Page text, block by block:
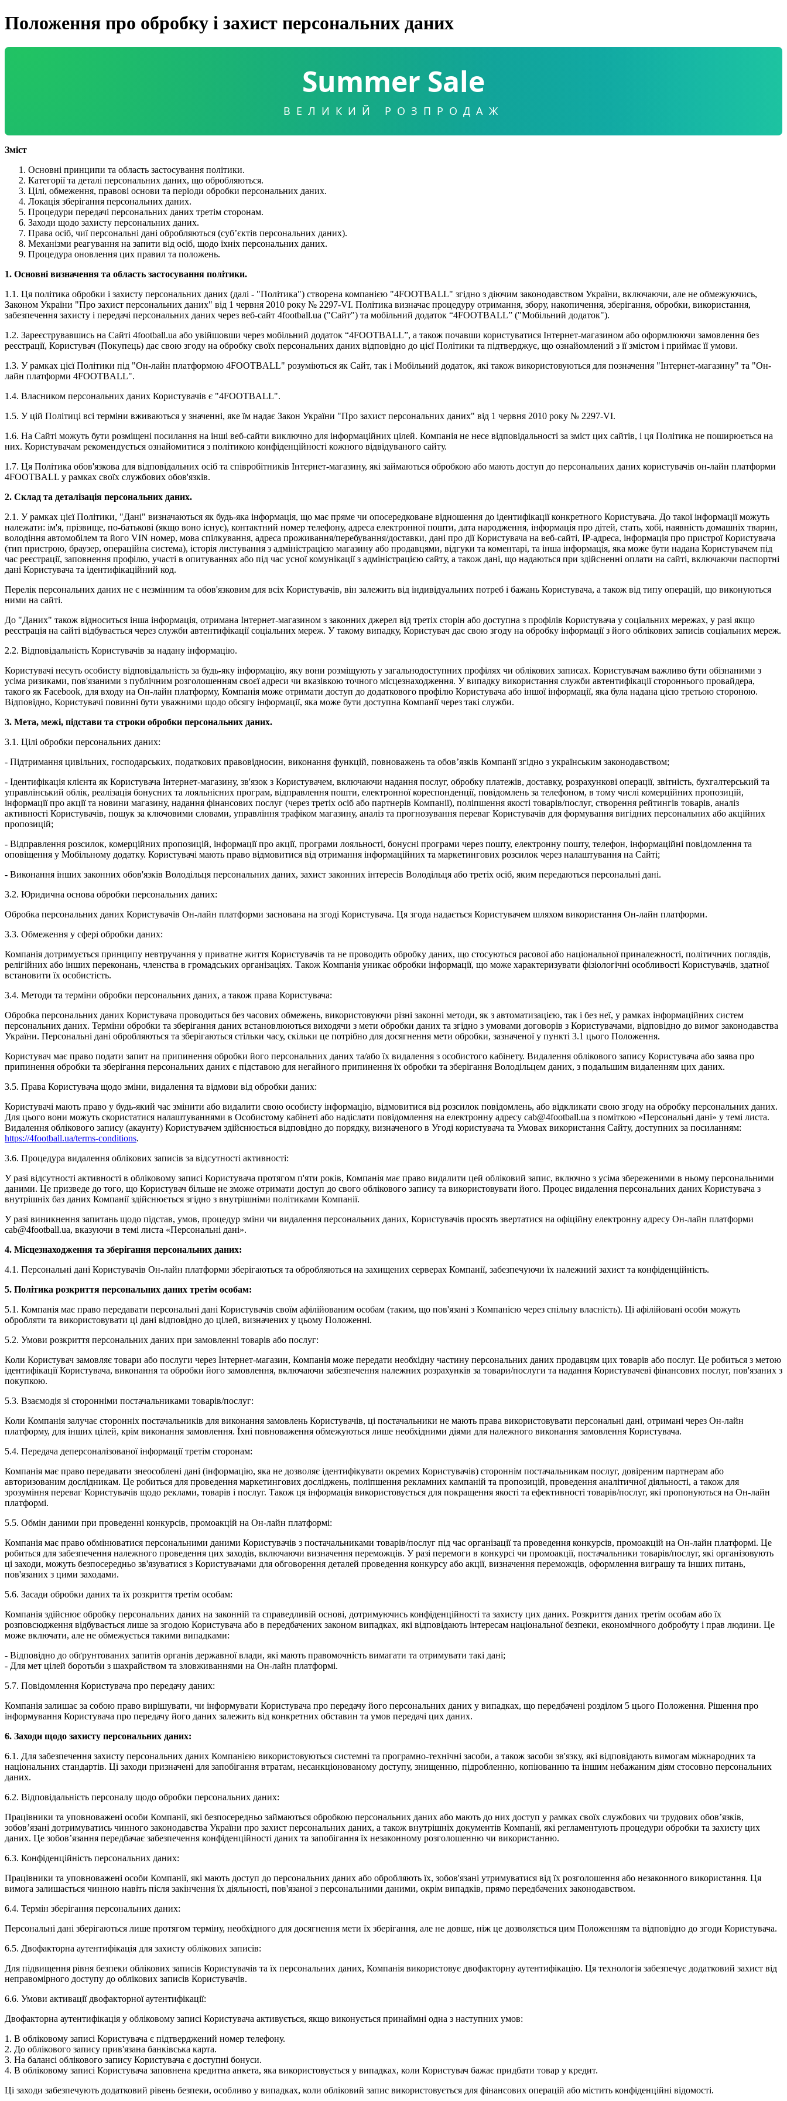
Положення про обробку і захист персональних даних
Summer Sale
ВЕЛИКИЙ РОЗПРОДАЖ
Зміст
Основні принципи та область застосування політики.
Категорії та деталі персональних даних, що обробляються.
Цілі, обмеження, правові основи та періоди обробки персональних даних.
Локація зберігання персональних даних.
Процедури передачі персональних даних третім сторонам.
Заходи щодо захисту персональних даних.
Права осіб, чиї персональні дані обробляються (суб’єктів персональних даних).
Механізми реагування на запити від осіб, щодо їхніх персональних даних.
Процедура оновлення цих правил та положень.
1. Основні визначення та область застосування політики.
1.1. Ця політика обробки і захисту персональних даних (далі - "Політика") створена компанією "4FOOTBALL" згідно з діючим законодавством України, включаючи, але не обмежуючись,
Законом України "Про захист персональних даних" від 1 червня 2010 року № 2297-VI. Політика визначає процедуру отримання, збору, накопичення, зберігання, обробки, використання,
забезпечення захисту і передачі персональних даних через веб-сайт 4football.ua ("Сайт") та мобільний додаток “4FOOTBALL” ("Мобільний додаток").
1.2. Зареєструвавшись на Сайті 4football.ua або увійшовши через мобільний додаток “4FOOTBALL”, а також почавши користуватися Інтернет-магазином або оформлюючи замовлення без
реєстрації, Користувач (Покупець) дає свою згоду на обробку своїх персональних даних відповідно до цієї Політики та підтверджує, що ознайомлений з її змістом і приймає її умови.
1.3. У рамках цієї Політики під "Он-лайн платформою 4FOOTBALL" розуміються як Сайт, так і Мобільний додаток, які також використовуються для позначення "Інтернет-магазину" та "Он-
лайн платформи 4FOOTBALL".
1.4. Власником персональних даних Користувачів є "4FOOTBALL".
1.5. У цій Політиці всі терміни вживаються у значенні, яке їм надає Закон України "Про захист персональних даних" від 1 червня 2010 року № 2297-VI.
1.6. На Сайті можуть бути розміщені посилання на інші веб-сайти виключно для інформаційних цілей. Компанія не несе відповідальності за зміст цих сайтів, і ця Політика не поширюється на
них. Користувачам рекомендується ознайомитися з політикою конфіденційності кожного відвідуваного сайту.
1.7. Ця Політика обов'язкова для відповідальних осіб та співробітників Інтернет-магазину, які займаються обробкою або мають доступ до персональних даних користувачів он-лайн платформи
4FOOTBALL у рамках своїх службових обов'язків.
2. Склад та деталізація персональних даних.
2.1. У рамках цієї Політики, "Дані" визначаються як будь-яка інформація, що має пряме чи опосередковане відношення до ідентифікації конкретного Користувача. До такої інформації можуть
належати: ім'я, прізвище, по-батькові (якщо воно існує), контактний номер телефону, адреса електронної пошти, дата народження, інформація про дітей, стать, хобі, наявність домашніх тварин,
володіння автомобілем та його VIN номер, мова спілкування, адреса проживання/перебування/доставки, дані про дії Користувача на веб-сайті, IP-адреса, інформація про пристрої Користувача
(тип пристрою, браузер, операційна система), історія листування з адміністрацією магазину або продавцями, відгуки та коментарі, та інша інформація, яка може бути надана Користувачем під
час реєстрації, заповнення профілю, участі в опитуваннях або під час усної комунікації з адміністрацією сайту, а також дані, що надаються при здійсненні оплати на сайті, включаючи паспортні
дані Користувача та ідентифікаційний код.
Перелік персональних даних не є незмінним та обов'язковим для всіх Користувачів, він залежить від індивідуальних потреб і бажань Користувача, а також від типу операцій, що виконуються
ними на сайті.
До "Даних" також відноситься інша інформація, отримана Інтернет-магазином з законних джерел від третіх сторін або доступна з профілів Користувача у соціальних мережах, у разі якщо
реєстрація на сайті відбувається через служби автентифікації соціальних мереж. У такому випадку, Користувач дає свою згоду на обробку інформації з його облікових записів соціальних мереж.
2.2. Відповідальність Користувачів за надану інформацію.
Користувачі несуть особисту відповідальність за будь-яку інформацію, яку вони розміщують у загальнодоступних профілях чи облікових записах. Користувачам важливо бути обізнаними з
усіма ризиками, пов'язаними з публічним розголошенням своєї адреси чи вказівкою точного місцезнаходження. У випадку використання служби автентифікації стороннього провайдера,
такого як Facebook, для входу на Он-лайн платформу, Компанія може отримати доступ до додаткового профілю Користувача або іншої інформації, яка була надана цією третьою стороною.
Відповідно, Користувачі повинні бути уважними щодо обсягу інформації, яка може бути доступна Компанії через такі служби.
3. Мета, межі, підстави та строки обробки персональних даних.
3.1. Цілі обробки персональних даних:
- Підтримання цивільних, господарських, податкових правовідносин, виконання функцій, повноважень та обов’язків Компанії згідно з українським законодавством;
- Ідентифікація клієнта як Користувача Інтернет-магазину, зв'язок з Користувачем, включаючи надання послуг, обробку платежів, доставку, розрахункові операції, звітність, бухгалтерський та
управлінський облік, реалізація бонусних та лояльнісних програм, відправлення пошти, електронної кореспонденції, повідомлень за телефоном, в тому числі комерційних пропозицій,
інформації про акції та новини магазину, надання фінансових послуг (через третіх осіб або партнерів Компанії), поліпшення якості товарів/послуг, створення рейтингів товарів, аналіз
активності Користувачів, пошук за ключовими словами, управління трафіком магазину, аналіз та прогнозування переваг Користувачів для формування вигідних персональних або акційних
пропозицій;
- Відправлення розсилок, комерційних пропозицій, інформації про акції, програми лояльності, бонусні програми через пошту, електронну пошту, телефон, інформаційні повідомлення та
оповіщення у Мобільному додатку. Користувачі мають право відмовитися від отримання інформаційних та маркетингових розсилок через налаштування на Сайті;
- Виконання інших законних обов'язків Володільця персональних даних, захист законних інтересів Володільця або третіх осіб, яким передаються персональні дані.
3.2. Юридична основа обробки персональних даних:
Обробка персональних даних Користувачів Он-лайн платформи заснована на згоді Користувача. Ця згода надається Користувачем шляхом використання Он-лайн платформи.
3.3. Обмеження у сфері обробки даних:
Компанія дотримується принципу невтручання у приватне життя Користувачів та не проводить обробку даних, що стосуються расової або національної приналежності, політичних поглядів,
релігійних або інших переконань, членства в громадських організаціях. Також Компанія уникає обробки інформації, що може характеризувати фізіологічні особливості Користувачів, здатної
встановити їх особистість.
3.4. Методи та терміни обробки персональних даних, а також права Користувача:
Обробка персональних даних Користувача проводиться без часових обмежень, використовуючи різні законні методи, як з автоматизацією, так і без неї, у рамках інформаційних систем
персональних даних. Терміни обробки та зберігання даних встановлюються виходячи з мети обробки даних та згідно з умовами договорів з Користувачами, відповідно до вимог законодавства
України. Персональні дані обробляються та зберігаються стільки часу, скільки це потрібно для досягнення мети обробки, зазначеної у пункті 3.1 цього Положення.
Користувач має право подати запит на припинення обробки його персональних даних та/або їх видалення з особистого кабінету. Видалення облікового запису Користувача або заява про
припинення обробки та зберігання персональних даних є підставою для негайного припинення їх обробки та зберігання Володільцем даних, з подальшим видаленням цих даних.
3.5. Права Користувача щодо зміни, видалення та відмови від обробки даних:
Користувачі мають право у будь-який час змінити або видалити свою особисту інформацію, відмовитися від розсилок повідомлень, або відкликати свою згоду на обробку персональних даних.
Для цього вони можуть скористатися налаштуваннями в Особистому кабінеті або надіслати повідомлення на електронну адресу cab@4football.ua з поміткою «Персональні дані» у темі листа.
Видалення облікового запису (акаунту) Користувачем здійснюється відповідно до порядку, визначеного в Угоді користувача та Умовах використання Сайту, доступних за посиланням:
https://4football.ua/terms-conditions.
3.6. Процедура видалення облікових записів за відсутності активності:
У разі відсутності активності в обліковому записі Користувача протягом п'яти років, Компанія має право видалити цей обліковий запис, включно з усіма збереженими в ньому персональними
даними. Це призведе до того, що Користувач більше не зможе отримати доступ до свого облікового запису та використовувати його. Процес видалення персональних даних Користувача з
внутрішніх баз даних Компанії здійснюється згідно з внутрішніми політиками Компанії.
У разі виникнення запитань щодо підстав, умов, процедур зміни чи видалення персональних даних, Користувачів просять звертатися на офіційну електронну адресу Он-лайн платформи
cab@4football.ua, вказуючи в темі листа «Персональні дані».
4. Місцезнаходження та зберігання персональних даних:
4.1. Персональні дані Користувачів Он-лайн платформи зберігаються та обробляються на захищених серверах Компанії, забезпечуючи їх належний захист та конфіденційність.
5. Політика розкриття персональних даних третім особам:
5.1. Компанія має право передавати персональні дані Користувачів своїм афілійованим особам (таким, що пов'язані з Компанією через спільну власність). Ці афілійовані особи можуть
обробляти та використовувати ці дані відповідно до цілей, визначених у цьому Положенні.
5.2. Умови розкриття персональних даних при замовленні товарів або послуг:
Коли Користувач замовляє товари або послуги через Інтернет-магазин, Компанія може передати необхідну частину персональних даних продавцям цих товарів або послуг. Це робиться з метою
ідентифікації Користувача, виконання та обробки його замовлення, включаючи забезпечення належних розрахунків за товари/послуги та надання Користувачеві фінансових послуг, пов'язаних з
покупкою.
5.3. Взаємодія зі сторонніми постачальниками товарів/послуг:
Коли Компанія залучає сторонніх постачальників для виконання замовлень Користувачів, ці постачальники не мають права використовувати персональні дані, отримані через Он-лайн
платформу, для інших цілей, крім виконання замовлення. Їхні повноваження обмежуються лише необхідними діями для належного виконання замовлення Користувача.
5.4. Передача деперсоналізованої інформації третім сторонам:
Компанія має право передавати знеособлені дані (інформацію, яка не дозволяє ідентифікувати окремих Користувачів) стороннім постачальникам послуг, довіреним партнерам або
авторизованим дослідникам. Це робиться для проведення маркетингових досліджень, поліпшення рекламних кампаній та пропозицій, проведення аналітичної діяльності, а також для
зрозуміння переваг Користувачів щодо реклами, товарів і послуг. Також ця інформація використовується для покращення якості та ефективності товарів/послуг, які пропонуються на Он-лайн
платформі.
5.5. Обмін даними при проведенні конкурсів, промоакцій на Он-лайн платформі:
Компанія має право обмінюватися персональними даними Користувачів з постачальниками товарів/послуг під час організації та проведення конкурсів, промоакцій на Он-лайн платформі. Це
робиться для забезпечення належного проведення цих заходів, включаючи визначення переможців. У разі перемоги в конкурсі чи промоакції, постачальники товарів/послуг, які організовують
ці заходи, можуть безпосередньо зв'язуватися з Користувачами для обговорення деталей проведення конкурсу або акції, визначення переможців, оформлення виграшу та інших питань,
пов'язаних з цими заходами.
5.6. Засади обробки даних та їх розкриття третім особам:
Компанія здійснює обробку персональних даних на законній та справедливій основі, дотримуючись конфіденційності та захисту цих даних. Розкриття даних третім особам або їх
розповсюдження відбувається лише за згодою Користувача або в передбачених законом випадках, які відповідають інтересам національної безпеки, економічного добробуту і прав людини. Це
може включати, але не обмежується такими випадками:
- Відповідно до обґрунтованих запитів органів державної влади, які мають правомочність вимагати та отримувати такі дані;
- Для мет цілей боротьби з шахрайством та зловживаннями на Он-лайн платформі.
5.7. Повідомлення Користувача про передачу даних:
Компанія залишає за собою право вирішувати, чи інформувати Користувача про передачу його персональних даних у випадках, що передбачені розділом 5 цього Положення. Рішення про
інформування Користувача про передачу його даних залежить від конкретних обставин та умов передачі цих даних.
6. Заходи щодо захисту персональних даних:
6.1. Для забезпечення захисту персональних даних Компанією використовуються системні та програмно-технічні засоби, а також засоби зв'язку, які відповідають вимогам міжнародних та
національних стандартів. Ці заходи призначені для запобігання втратам, несанкціонованому доступу, знищенню, підробленню, копіюванню та іншим небажаним діям стосовно персональних
даних.
6.2. Відповідальність персоналу щодо обробки персональних даних:
Працівники та уповноважені особи Компанії, які безпосередньо займаються обробкою персональних даних або мають до них доступ у рамках своїх службових чи трудових обов’язків,
зобов’язані дотримуватись чинного законодавства України про захист персональних даних, а також внутрішніх документів Компанії, які регламентують процедури обробки та захисту цих
даних. Це зобов’язання передбачає забезпечення конфіденційності даних та запобігання їх незаконному розголошенню чи використанню.
6.3. Конфіденційність персональних даних:
Працівники та уповноважені особи Компанії, які мають доступ до персональних даних або обробляють їх, зобов'язані утримуватися від їх розголошення або незаконного використання. Ця
вимога залишається чинною навіть після закінчення їх діяльності, пов'язаної з персональними даними, окрім випадків, прямо передбачених законодавством.
6.4. Термін зберігання персональних даних:
Персональні дані зберігаються лише протягом терміну, необхідного для досягнення мети їх зберігання, але не довше, ніж це дозволяється цим Положенням та відповідно до згоди Користувача.
6.5. Двофакторна аутентифікація для захисту облікових записів:
Для підвищення рівня безпеки облікових записів Користувачів та їх персональних даних, Компанія використовує двофакторну аутентифікацію. Ця технологія забезпечує додатковий захист від
неправомірного доступу до облікових записів Користувачів.
6.6. Умови активації двофакторної аутентифікації:
Двофакторна аутентифікація у обліковому записі Користувача активується, якщо виконується принаймні одна з наступних умов:
1. В обліковому записі Користувача є підтверджений номер телефону.
2. До облікового запису прив'язана банківська карта.
3. На балансі облікового запису Користувача є доступні бонуси.
4. В обліковому записі Користувача заповнена кредитна анкета, яка використовується у випадках, коли Користувач бажає придбати товар у кредит.
Ці заходи забезпечують додатковий рівень безпеки, особливо у випадках, коли обліковий запис використовується для фінансових операцій або містить конфіденційні відомості.